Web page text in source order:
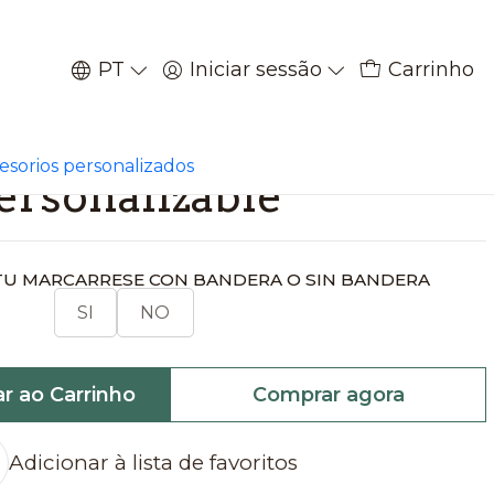
PT Iniciar sessão Carrinho
personalizadosde hierro
MARCARRESE CON BANDERA O SIN BANDERA
SI NO
ao Carrinho Comprar agora
Adicionar à lista de favoritos